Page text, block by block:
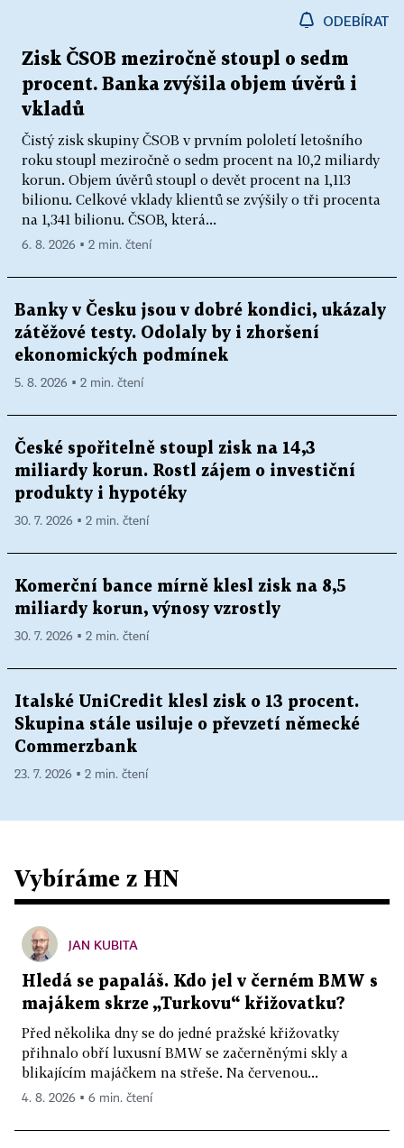
ODEBÍRAT
Zisk ČSOB meziročně stoupl o sedm
procent. Banka zvýšila objem úvěrů i
vkladů
Čistý zisk skupiny ČSOB v prvním pololetí letošního
roku stoupl meziročně o sedm procent na 10,2 miliardy
korun. Objem úvěrů stoupl o devět procent na 1,113
bilionu. Celkové vklady klientů se zvýšily o tři procenta
na 1,341 bilionu. ČSOB, která...
6. 8. 2026 ▪ 2 min. čtení
Banky v Česku jsou v dobré kondici, ukázaly
zátěžové testy. Odolaly by i zhoršení
ekonomických podmínek
5. 8. 2026 ▪ 2 min. čtení
České spořitelně stoupl zisk na 14,3
miliardy korun. Rostl zájem o investiční
produkty i hypotéky
30. 7. 2026 ▪ 2 min. čtení
Komerční bance mírně klesl zisk na 8,5
miliardy korun, výnosy vzrostly
30. 7. 2026 ▪ 2 min. čtení
Italské UniCredit klesl zisk o 13 procent.
Skupina stále usiluje o převzetí německé
Commerzbank
23. 7. 2026 ▪ 2 min. čtení
Vybíráme z HN
JAN KUBITA
Hledá se papaláš. Kdo jel v černém BMW s
majákem skrze „Turkovu“ křižovatku?
Před několika dny se do jedné pražské křižovatky
přihnalo obří luxusní BMW se začerněnými skly a
blikajícím majáčkem na střeše. Na červenou...
4. 8. 2026 ▪ 6 min. čtení